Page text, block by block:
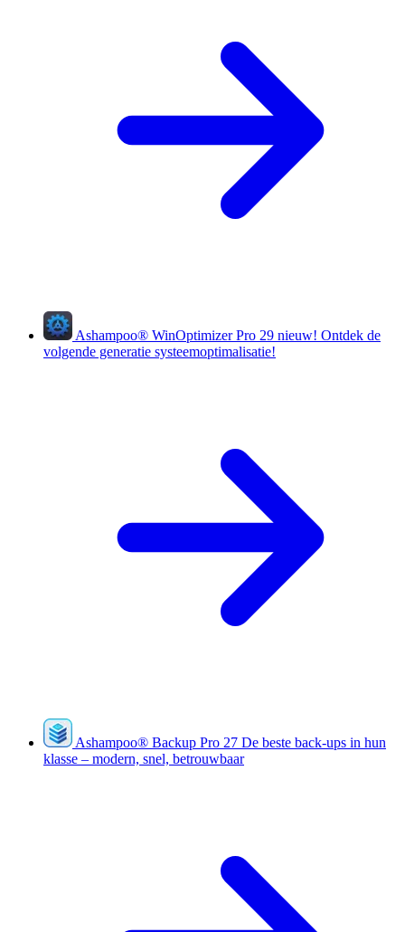
Ashampoo® WinOptimizer Pro 29 nieuw! Ontdek de
volgende generatie systeemoptimalisatie!
Ashampoo® Backup Pro 27 De beste back-ups in hun
klasse – modern, snel, betrouwbaar